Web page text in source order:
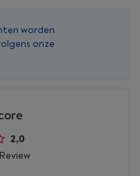
worden
onze
2,0